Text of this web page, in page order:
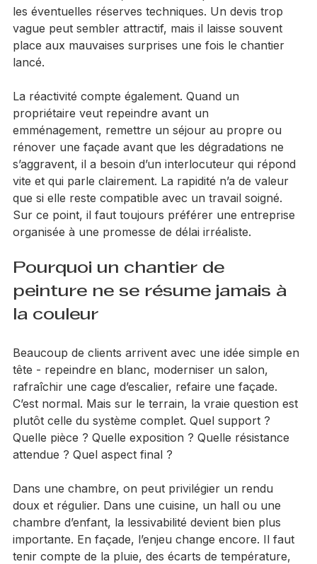
nombre de couches, la nature des produits utilisés et
les éventuelles réserves techniques. Un devis trop
vague peut sembler attractif, mais il laisse souvent
place aux mauvaises surprises une fois le chantier
La réactivité compte également. Quand un
propriétaire veut repeindre avant un
emménagement, remettre un séjour au propre ou
rénover une façade avant que les dégradations ne
s’aggravent, il a besoin d’un interlocuteur qui répond
vite et qui parle clairement. La rapidité n’a de valeur
que si elle reste compatible avec un travail soigné.
Sur ce point, il faut toujours préférer une entreprise
Pourquoi un chantier de
peinture ne se résume jamais à
Beaucoup de clients arrivent avec une idée simple en
tête - repeindre en blanc, moderniser un salon,
rafraîchir une cage d’escalier, refaire une façade.
C’est normal. Mais sur le terrain, la vraie question est
plutôt celle du système complet. Quel support ?
Quelle pièce ? Quelle exposition ? Quelle résistance
Dans une chambre, on peut privilégier un rendu
doux et régulier. Dans une cuisine, un hall ou une
chambre d’enfant, la lessivabilité devient bien plus
importante. En façade, l’enjeu change encore. Il faut